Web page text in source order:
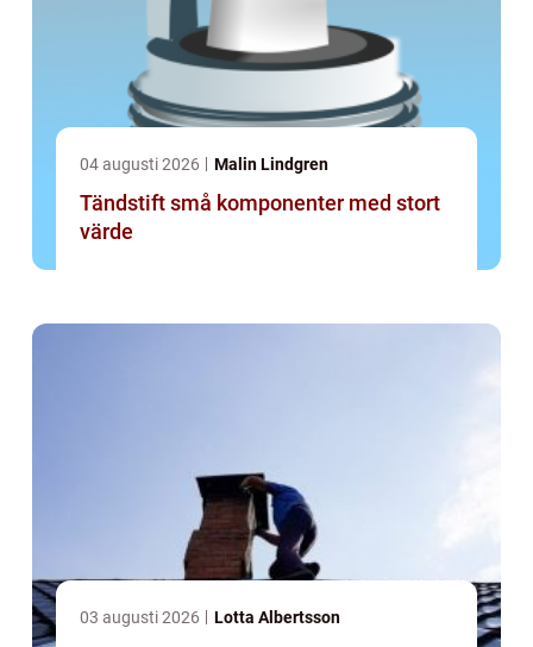
04 augusti 2026 Malin Lindgren
Tändstift små komponenter med stort
värde
03 augusti 2026 Lotta Albertsson